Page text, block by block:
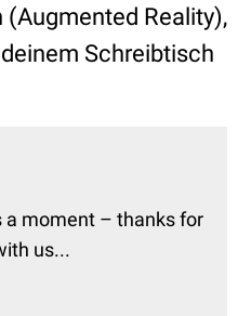
(Augmented Reality),
Schreibtisch